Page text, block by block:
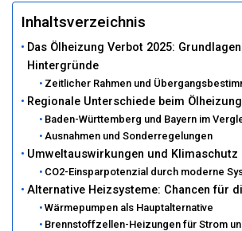
Inhaltsverzeichnis
Das Ölheizung Verbot 2025:
Hintergründe
Zeitlicher Rahmen und
Regionale Unterschiede beim
Baden-Württemberg und Bayern im
Ausnahmen und Sonderregelungen
Umweltauswirkungen und Klimaschutz
CO2-Einsparpotenzial durch moderne
Alternative Heizsysteme: Chancen für
Wärmepumpen als Hauptalternative
Brennstoffzellen-Heizungen für Strom